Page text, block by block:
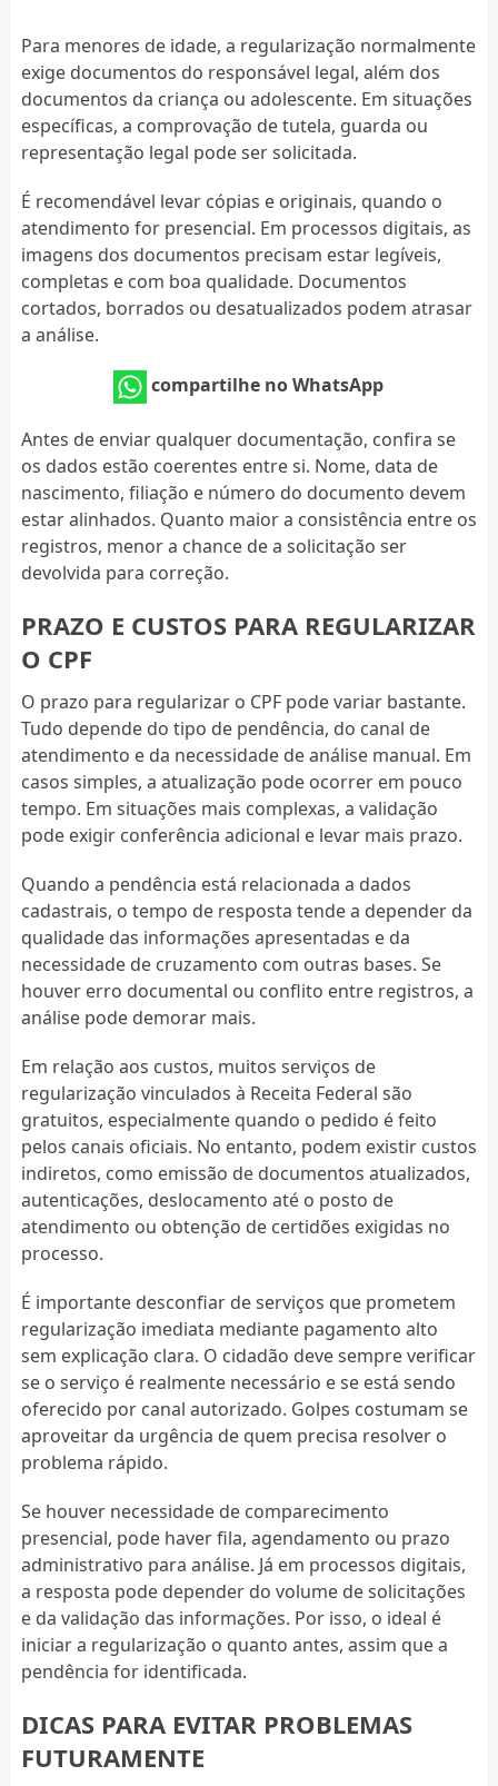
Para menores de idade, a regularização normalmente
exige documentos do responsável legal, além dos
documentos da criança ou adolescente. Em situações
específicas, a comprovação de tutela, guarda ou
representação legal pode ser solicitada.
É recomendável levar cópias e originais, quando o
atendimento for presencial. Em processos digitais, as
imagens dos documentos precisam estar legíveis,
completas e com boa qualidade. Documentos
cortados, borrados ou desatualizados podem atrasar
a análise.
compartilhe no WhatsApp
Antes de enviar qualquer documentação, confira se
os dados estão coerentes entre si. Nome, data de
nascimento, filiação e número do documento devem
estar alinhados. Quanto maior a consistência entre os
registros, menor a chance de a solicitação ser
devolvida para correção.
PRAZO E CUSTOS PARA REGULARIZAR
O CPF
O prazo para regularizar o CPF pode variar bastante.
Tudo depende do tipo de pendência, do canal de
atendimento e da necessidade de análise manual. Em
casos simples, a atualização pode ocorrer em pouco
tempo. Em situações mais complexas, a validação
pode exigir conferência adicional e levar mais prazo.
Quando a pendência está relacionada a dados
cadastrais, o tempo de resposta tende a depender da
qualidade das informações apresentadas e da
necessidade de cruzamento com outras bases. Se
houver erro documental ou conflito entre registros, a
análise pode demorar mais.
Em relação aos custos, muitos serviços de
regularização vinculados à Receita Federal são
gratuitos, especialmente quando o pedido é feito
pelos canais oficiais. No entanto, podem existir custos
indiretos, como emissão de documentos atualizados,
autenticações, deslocamento até o posto de
atendimento ou obtenção de certidões exigidas no
processo.
É importante desconfiar de serviços que prometem
regularização imediata mediante pagamento alto
sem explicação clara. O cidadão deve sempre verificar
se o serviço é realmente necessário e se está sendo
oferecido por canal autorizado. Golpes costumam se
aproveitar da urgência de quem precisa resolver o
problema rápido.
Se houver necessidade de comparecimento
presencial, pode haver fila, agendamento ou prazo
administrativo para análise. Já em processos digitais,
a resposta pode depender do volume de solicitações
e da validação das informações. Por isso, o ideal é
iniciar a regularização o quanto antes, assim que a
pendência for identificada.
DICAS PARA EVITAR PROBLEMAS
FUTURAMENTE